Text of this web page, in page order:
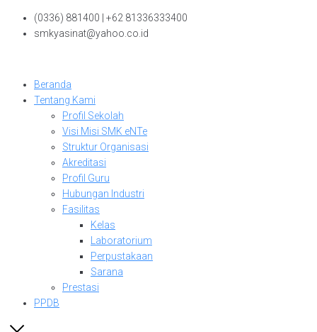
Skip
(0336) 881400 | +62 81336333400
smkyasinat@yahoo.co.id
Beranda
Tentang Kami
Profil Sekolah
Visi Misi SMK eNTe
Struktur Organisasi
Akreditasi
Profil Guru
Hubungan Industri
Fasilitas
Kelas
Laboratorium
Perpustakaan
Sarana
Prestasi
PPDB